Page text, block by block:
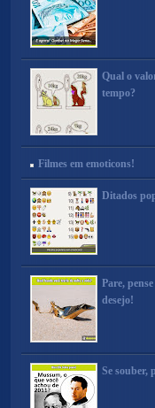
Qual o
tempo?
Filmes em emoticons!
Ditados
Pare,
desejo!
Se souber,